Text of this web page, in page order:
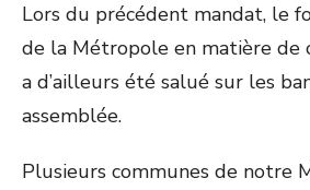
Lors du précédent mandat, le
de la Métropole en matière de
a d’ailleurs été salué sur les
assemblée.
Plusieurs communes de notre